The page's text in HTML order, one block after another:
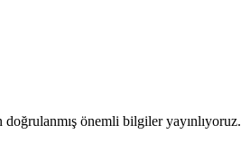
önemli bilgiler yayınlıyoruz.